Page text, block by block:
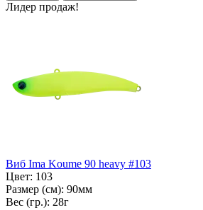
Лидер продаж!
Виб Ima Koume 90 heavy #103
Цвет: 103
Размер (см): 90мм
Вес (гр.): 28г